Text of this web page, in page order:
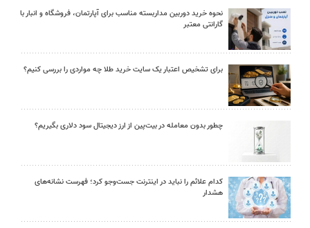
نحوه خرید دوربین مداربسته مناسب برای آپارتمان، فروشگاه و انبار با
گارانتی معتبر
برای تشخیص اعتبار یک سایت خرید طلا چه مواردی را بررسی کنیم؟
چطور بدون معامله در بیت‌پین از ارز دیجیتال سود دلاری بگیریم؟
کدام علائم را نباید در اینترنت جست‌وجو کرد؛ فهرست نشانه‌های
هشدار